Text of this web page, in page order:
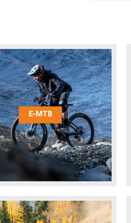
E-MTB